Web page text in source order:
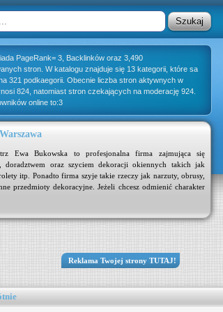
PageRank= 3, Backlinków oraz 3,490
stron. W katalogu znajduje się 13 kategorii, które sa
321 podkaegorii. Obecnie liczba stron aktywnych w
824, natomiast stron czekających na moderację 924.
online to:3
Ewa Bukowska to profesjonalna firma zajmująca się
doradztwem oraz szyciem dekoracji okiennych takich jak
itp. Ponadto firma szyje takie rzeczy jak narzuty, obrusy,
przedmioty dekoracyjne. Jeżeli chcesz odmienić charakter
Reklama Twojej strony TUTAJ!